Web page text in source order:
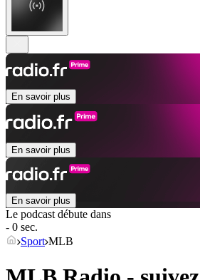
En savoir plus
En savoir plus
En savoir plus
Le podcast débute dans
- 0 sec.
Sport MLB